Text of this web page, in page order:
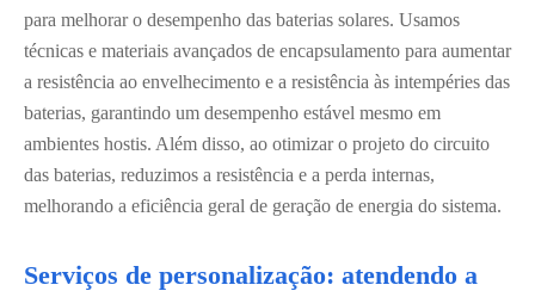
para melhorar o desempenho das baterias solares. Usamos
técnicas e materiais avançados de encapsulamento para aumentar
a resistência ao envelhecimento e a resistência às intempéries das
baterias, garantindo um desempenho estável mesmo em
ambientes hostis. Além disso, ao otimizar o projeto do circuito
das baterias, reduzimos a resistência e a perda internas,
melhorando a eficiência geral de geração de energia do sistema.
Serviços de personalização: atendendo a